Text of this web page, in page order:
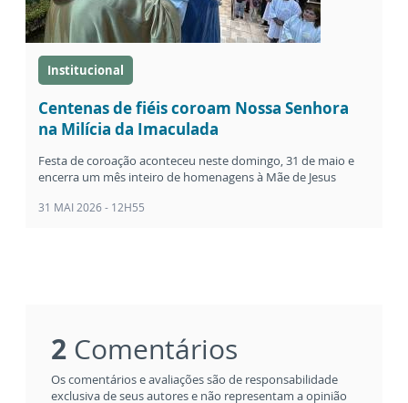
Institucional
Centenas de fiéis coroam Nossa Senhora
na Milícia da Imaculada
Festa de coroação aconteceu neste domingo, 31 de maio e
encerra um mês inteiro de homenagens à Mãe de Jesus
31 MAI 2026 - 12H55
2 Comentários
Os comentários e avaliações são de responsabilidade
exclusiva de seus autores e não representam a opinião